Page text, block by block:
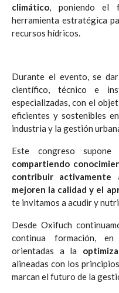
climático, poniendo el
herramienta estratégica
recursos hídricos.
Durante el evento, se
científico, técnico e
especializadas, con el
eficientes y sostenibles
industria y la gestión
Este congreso
compartiendo
contribuir activamente
mejoren la calidad y el
te invitamos a acudir y
Desde Oxifuch
continua formación,
orientadas a la
alineadas con los
marcan el futuro de la